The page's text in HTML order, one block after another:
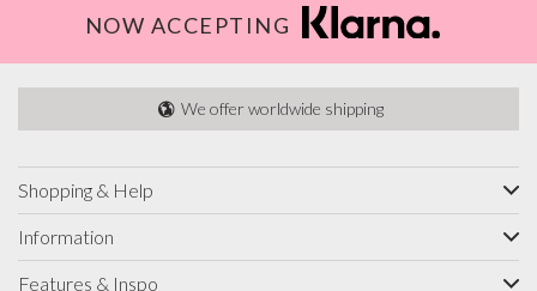
NOW ACCEPTING
We offer worldwide shipping
Shopping & Help
Information
Features & Inspo